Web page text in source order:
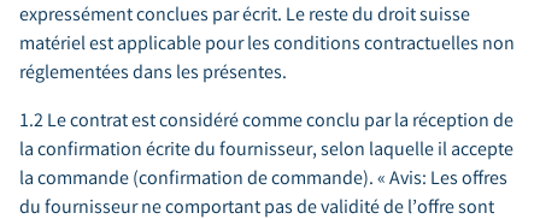
expressément conclues par écrit. Le reste du droit suisse
matériel est applicable pour les conditions contractuelles non
réglementées dans les présentes.
1.2 Le contrat est considéré comme conclu par la réception de
la confirmation écrite du fournisseur, selon laquelle il accepte
la commande (confirmation de commande). « Avis: Les offres
du fournisseur ne comportant pas de validité de l’offre sont